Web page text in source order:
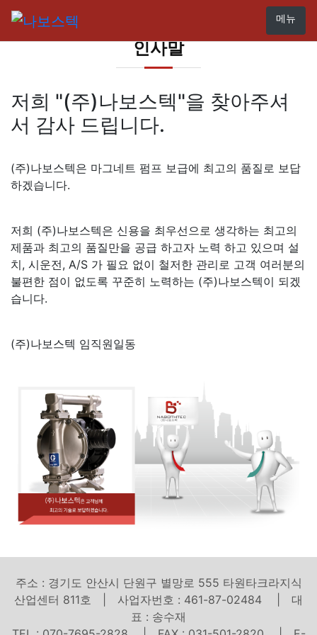
메뉴
인사말
저희 "(주)나보스텍"을 찾아주셔
서 감사 드립니다.
(주)나보스텍은 마그네트 펌프 보급에 최고의 품질로 보답
하겠습니다.
저희 (주)나보스텍은 신용을 최우선으로 생각하는 최고의
제품과 최고의 품질만을 공급 하고자 노력 하고 있으며 설
치, 시운전, A/S 가 필요 없이 철저한 관리로 고객 여러분의
불편한 점이 없도록 꾸준히 노력하는 (주)나보스텍이 되겠
습니다.
(주)나보스텍 임직원일동
주소 : 경기도 안산시 단원구 별망로 555 타원타크라지식
산업센터 811호 | 사업자번호 : 461-87-02484 | 대
표 : 송수재